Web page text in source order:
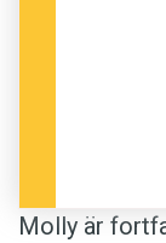
Molly är